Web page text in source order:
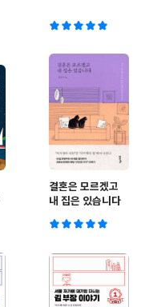
결혼은 모르겠고
내 집은 있습니다